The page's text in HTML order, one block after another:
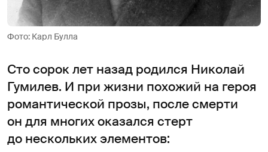
Фото: Карл Булла
Сто сорок лет назад родился Николай
Гумилев. И при жизни похожий на героя
романтической прозы, после смерти
он для многих оказался стерт
до нескольких элементов: